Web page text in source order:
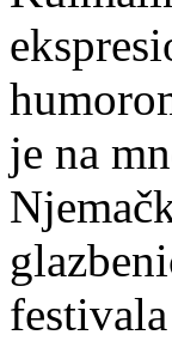
je na